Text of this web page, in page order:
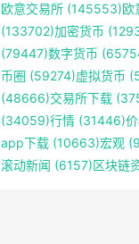
欧意交易所 (145553)欧
(133702)加密货币
(79447)数字货币
币圈 (59274)虚拟货币
(48666)交易所下载
(34059)行情 (31446)
app下载 (10663)宏观
滚动新闻 (6157)区块链